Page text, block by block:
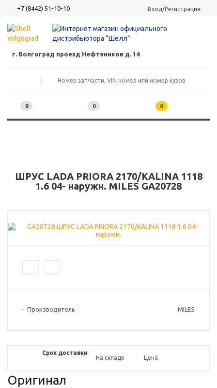
+7 (8442) 51-10-10 Вход/Регистрация
г. Волгоград проезд Нефтяников д. 14
0 0 0
ШРУС LADA PRIORA 2170/KALINA 1118
1.6 04- наружн. MILES GA20728
Производитель MILES
Срок доставки
На складе Цена
Оригинал